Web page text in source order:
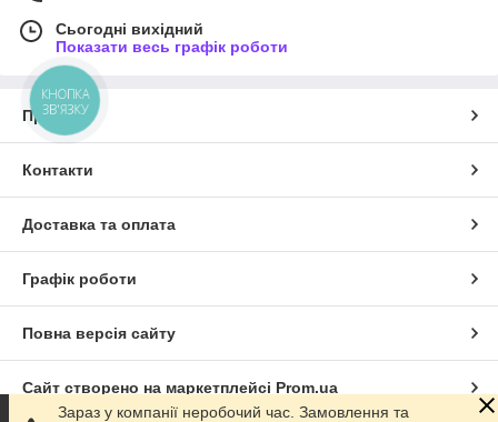
Сьогодні вихідний
Показати весь графік роботи
Про нас
Контакти
Доставка та оплата
Графік роботи
Повна версія сайту
Сайт створено на маркетплейсі Prom.ua
Зараз у компанії неробочий час. Замовлення та
КНОПКА
ЗВ'ЯЗКУ